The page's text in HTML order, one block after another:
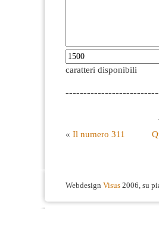
caratteri disponibili
« Il numero 311
Webdesign Visus 2006, su